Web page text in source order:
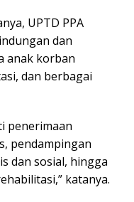
UPTD PPA
dan
anak korban
dan berbagai
penerimaan
pendampingan
dan sosial, hingga
katanya.